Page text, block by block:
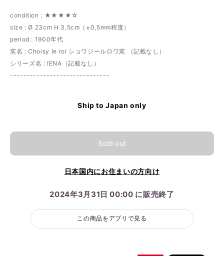
condition : ★★★★☆
size : Ø 23cm H 3,5cm（±0,5mm程度）
period : 1900年代
窯名 : Choisy le roi ショワジールロワ窯 （記載なし）
シリーズ名 : IENA（記載なし）
------------------------------
Ship to Japan only
Sold out
日本国内にお住まいの方向け
2024年3月31日 00:00 に販売終了
この商品をアプリで見る